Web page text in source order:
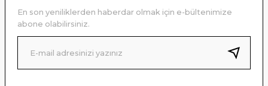
Ürün bilgilerinde hatalar bulunuyor.
Ürün fiyatı diğer sitelerden daha pahalı.
Bu ürüne benzer farklı alternatifler olmalı.
En son yeniliklerden haberdar olmak için e-bültenimize
abone olabilirsiniz.